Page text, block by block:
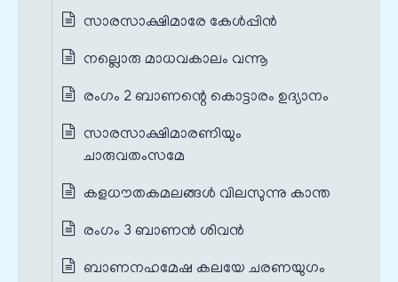
സാരസാക്ഷിമാരേ കേൾപ്പിൻ
നല്ലൊരു മാധവകാലം വന്നൂ
രംഗം 2 ബാണന്റെ കൊട്ടാരം ഉദ്യാനം
സാരസാക്ഷിമാരണിയും
ചാരുവതംസമേ
കളധൗതകമലങ്ങൾ വിലസുന്നു കാന്ത
രംഗം 3 ബാണൻ ശിവൻ
ബാണനഹമേഷ കലയേ ചരണയുഗം